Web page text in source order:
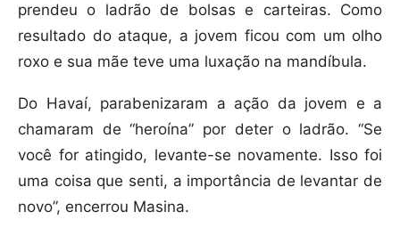
prendeu o ladrão de bolsas e carteiras. Como
resultado do ataque, a jovem ficou com um olho
roxo e sua mãe teve uma luxação na mandíbula.
Do Havaí, parabenizaram a ação da jovem e a
chamaram de “heroína” por deter o ladrão. “Se
você for atingido, levante-se novamente. Isso foi
uma coisa que senti, a importância de levantar de
novo”, encerrou Masina.